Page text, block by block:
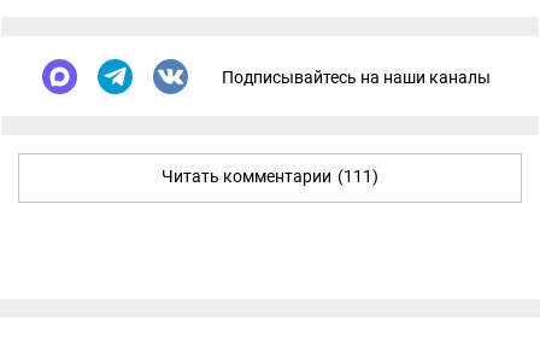
Подписывайтесь на наши каналы
Читать комментарии (111)